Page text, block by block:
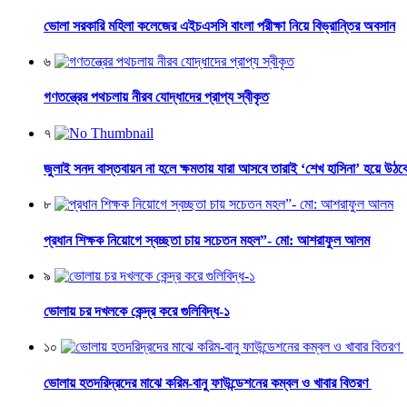
ভোলা সরকারি মহিলা কলেজের এইচএসসি বাংলা পরীক্ষা নিয়ে বিভ্রান্তির অবসান
৬
গণতন্ত্রের পথচলায় নীরব যোদ্ধাদের প্রাপ্য স্বীকৃত
৭
জুলাই সনদ বাস্তবায়ন না হলে ক্ষমতায় যারা আসবে তারাই ‘শেখ হাসিনা’ হয়ে
৮
প্রধান শিক্ষক নিয়োগে স্বচ্ছতা চায় সচেতন মহল”- মো: আশরাফুল আলম
৯
ভোলায় চর দখলকে কেন্দ্র করে গুলিবিদ্ধ-১
১০
ভোলায় হতদরিদ্রদের মাঝে করিম-বানু ফাউন্ডেশনের কম্বল ও খাবার বিতরণ